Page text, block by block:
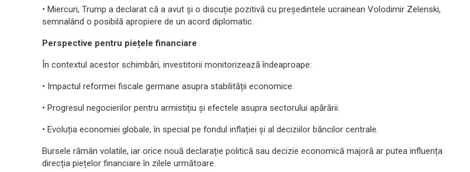
• Miercuri, Trump a declarat că a avut și o discuție pozitivă cu președintele ucrainean Volodimir Zelenski,
semnalând o posibilă apropiere de un acord diplomatic.
Perspective pentru piețele financiare
În contextul acestor schimbări, investitorii monitorizează îndeaproape:
• Impactul reformei fiscale germane asupra stabilității economice.
• Progresul negocierilor pentru armistițiu și efectele asupra sectorului apărării.
• Evoluția economiei globale, în special pe fondul inflației și al deciziilor băncilor centrale.
Bursele rămân volatile, iar orice nouă declarație politică sau decizie economică majoră ar putea influența
direcția piețelor financiare în zilele următoare.